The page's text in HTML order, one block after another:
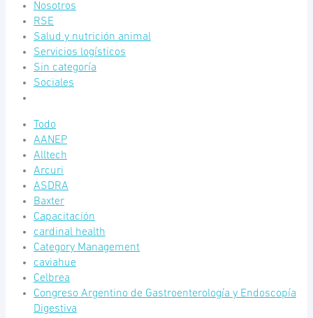
Nosotros
RSE
Salud y nutrición animal
Servicios logísticos
Sin categoría
Sociales
Todo
AANEP
Alltech
Arcuri
ASDRA
Baxter
Capacitación
cardinal health
Category Management
caviahue
Celbrea
Congreso Argentino de Gastroenterología y Endoscopía
Digestiva